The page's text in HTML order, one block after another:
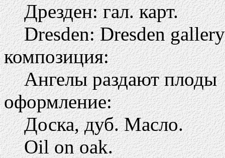
Дрезден: гал. карт.
Dresden: Dresden gallery
композиция:
Ангелы раздают плоды
оформление:
Доска, дуб. Масло.
Oil on oak.